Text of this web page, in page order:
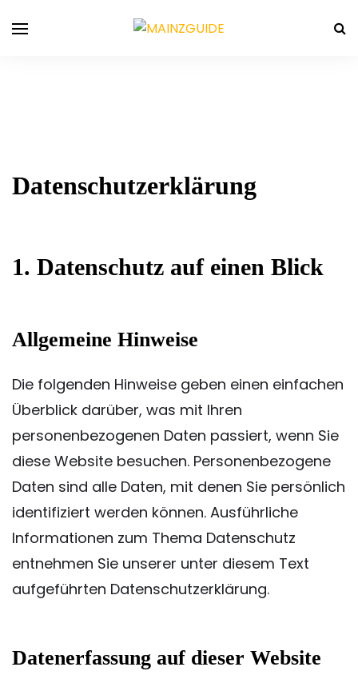
Datenschutz­erklärung
1. Datenschutz auf einen Blick
Allgemeine Hinweise
Die folgenden Hinweise geben einen einfachen
Überblick darüber, was mit Ihren
personenbezogenen Daten passiert, wenn Sie
diese Website besuchen. Personenbezogene
Daten sind alle Daten, mit denen Sie persönlich
identifiziert werden können. Ausführliche
Informationen zum Thema Datenschutz
entnehmen Sie unserer unter diesem Text
aufgeführten Datenschutzerklärung.
Datenerfassung auf dieser Website